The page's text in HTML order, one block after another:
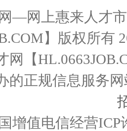
—网上惠来人才
】版权所
网【
的正规信息服务
增值电信经营